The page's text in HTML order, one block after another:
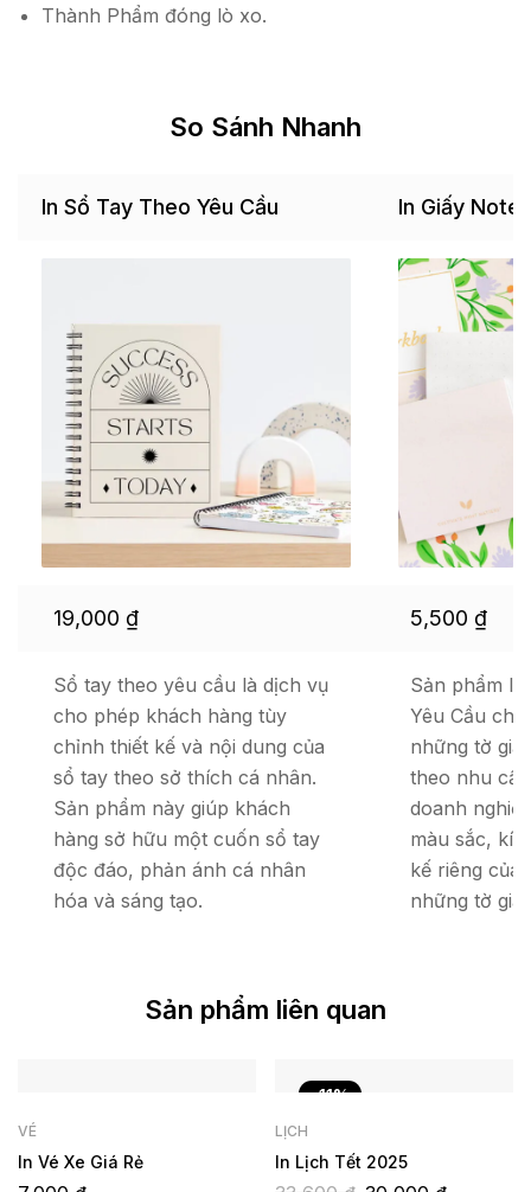
Thành Phẩm đóng lò xo.
So Sánh Nhanh
In Sổ Tay Theo Yêu Cầu In Giấy Note
19,000 ₫ 5,500 ₫
Sổ tay theo yêu cầu là dịch vụ
cho phép khách hàng tùy
chỉnh thiết kế và nội dung của
sổ tay theo sở thích cá nhân.
Sản phẩm này giúp khách
hàng sở hữu một cuốn sổ tay
độc đáo, phản ánh cá nhân
hóa và sáng tạo.
Sản phẩm
Yêu Cầu
những tờ
theo nhu
doanh
màu sắc,
kế riêng của
những tờ
Sản phẩm liên quan
VÉ
In Vé Xe Giá Rẻ
-11%
LỊCH
In Lịch Tết 2025